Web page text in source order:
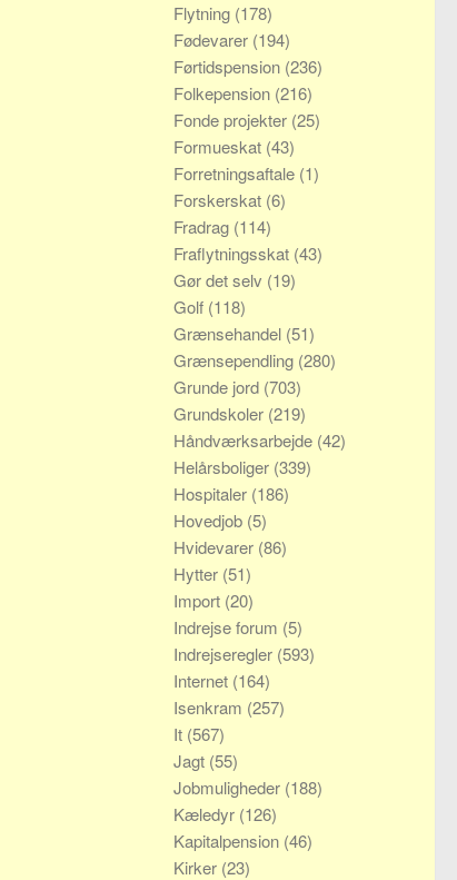
Flytning (178)
Fødevarer (194)
Førtidspension (236)
Folkepension (216)
Fonde projekter (25)
Formueskat (43)
Forretningsaftale (1)
Forskerskat (6)
Fradrag (114)
Fraflytningsskat (43)
Gør det selv (19)
Golf (118)
Grænsehandel (51)
Grænsependling (280)
Grunde jord (703)
Grundskoler (219)
Håndværksarbejde (42)
Helårsboliger (339)
Hospitaler (186)
Hovedjob (5)
Hvidevarer (86)
Hytter (51)
Import (20)
Indrejse forum (5)
Indrejseregler (593)
Internet (164)
Isenkram (257)
It (567)
Jagt (55)
Jobmuligheder (188)
Kæledyr (126)
Kapitalpension (46)
Kirker (23)